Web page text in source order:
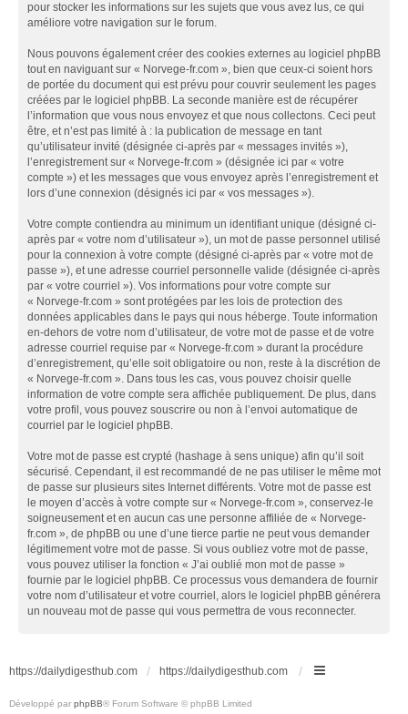
pour stocker les informations sur les sujets que vous avez lus, ce qui
améliore votre navigation sur le forum.
Nous pouvons également créer des cookies externes au logiciel phpBB
tout en naviguant sur « Norvege-fr.com », bien que ceux-ci soient hors
de portée du document qui est prévu pour couvrir seulement les pages
créées par le logiciel phpBB. La seconde manière est de récupérer
l’information que vous nous envoyez et que nous collectons. Ceci peut
être, et n’est pas limité à : la publication de message en tant
qu’utilisateur invité (désignée ci-après par « messages invités »),
l’enregistrement sur « Norvege-fr.com » (désignée ici par « votre
compte ») et les messages que vous envoyez après l’enregistrement et
lors d’une connexion (désignés ici par « vos messages »).
Votre compte contiendra au minimum un identifiant unique (désigné ci-
après par « votre nom d’utilisateur »), un mot de passe personnel utilisé
pour la connexion à votre compte (désigné ci-après par « votre mot de
passe »), et une adresse courriel personnelle valide (désignée ci-après
par « votre courriel »). Vos informations pour votre compte sur
« Norvege-fr.com » sont protégées par les lois de protection des
données applicables dans le pays qui nous héberge. Toute information
en-dehors de votre nom d’utilisateur, de votre mot de passe et de votre
adresse courriel requise par « Norvege-fr.com » durant la procédure
d’enregistrement, qu’elle soit obligatoire ou non, reste à la discrétion de
« Norvege-fr.com ». Dans tous les cas, vous pouvez choisir quelle
information de votre compte sera affichée publiquement. De plus, dans
votre profil, vous pouvez souscrire ou non à l’envoi automatique de
courriel par le logiciel phpBB.
Votre mot de passe est crypté (hashage à sens unique) afin qu’il soit
sécurisé. Cependant, il est recommandé de ne pas utiliser le même mot
de passe sur plusieurs sites Internet différents. Votre mot de passe est
le moyen d’accès à votre compte sur « Norvege-fr.com », conservez-le
soigneusement et en aucun cas une personne affiliée de « Norvege-
fr.com », de phpBB ou une d’une tierce partie ne peut vous demander
légitimement votre mot de passe. Si vous oubliez votre mot de passe,
vous pouvez utiliser la fonction « J’ai oublié mon mot de passe »
fournie par le logiciel phpBB. Ce processus vous demandera de fournir
votre nom d’utilisateur et votre courriel, alors le logiciel phpBB générera
un nouveau mot de passe qui vous permettra de vous reconnecter.
https://dailydigesthub.com https://dailydigesthub.com
Développé par phpBB® Forum Software © phpBB Limited